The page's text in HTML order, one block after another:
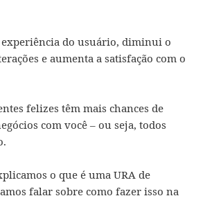
do usuário, diminui o
e aumenta a satisfação com o
felizes têm mais chances de
com você – ou seja, todos
o que é uma URA de
falar sobre como fazer isso na